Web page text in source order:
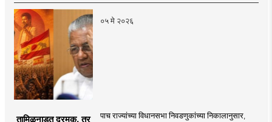
०५ मे २०२६
तामिळनाडूत द्रमुक, तर
पाच राज्यांच्या विधानसभा निवडणुकांच्या निकालानुसार,